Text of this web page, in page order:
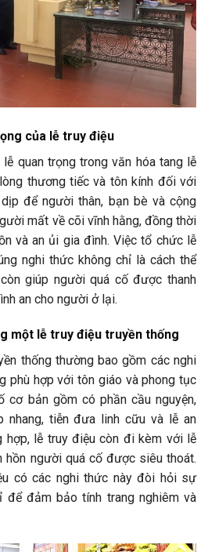
của lễ truy điệu
quan trọng trong văn hóa tang lễ
thương tiếc và tôn kính đối với
để người thân, bạn bè và cộng
mất về cõi vĩnh hằng, đồng thời
và an ủi gia đình. Việc tổ chức lễ
nghi thức không chỉ là cách thể
giúp người quá cố được thanh
an cho người ở lại.
một lễ truy điệu truyền thống
thống thường bao gồm các nghi
phù hợp với tôn giáo và phong tục
cơ bản gồm có phần cầu nguyện,
nhang, tiễn đưa linh cữu và lễ an
hợp, lễ truy điệu còn đi kèm với lễ
hồn người quá cố được siêu thoát.
có các nghi thức này đòi hỏi sự
để đảm bảo tính trang nghiêm và